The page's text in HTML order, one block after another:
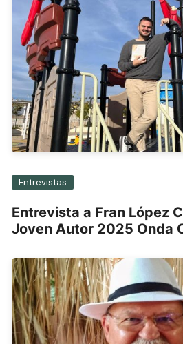
Entrevistas
Entrevista a Fran López
Joven Autor 2025 Onda